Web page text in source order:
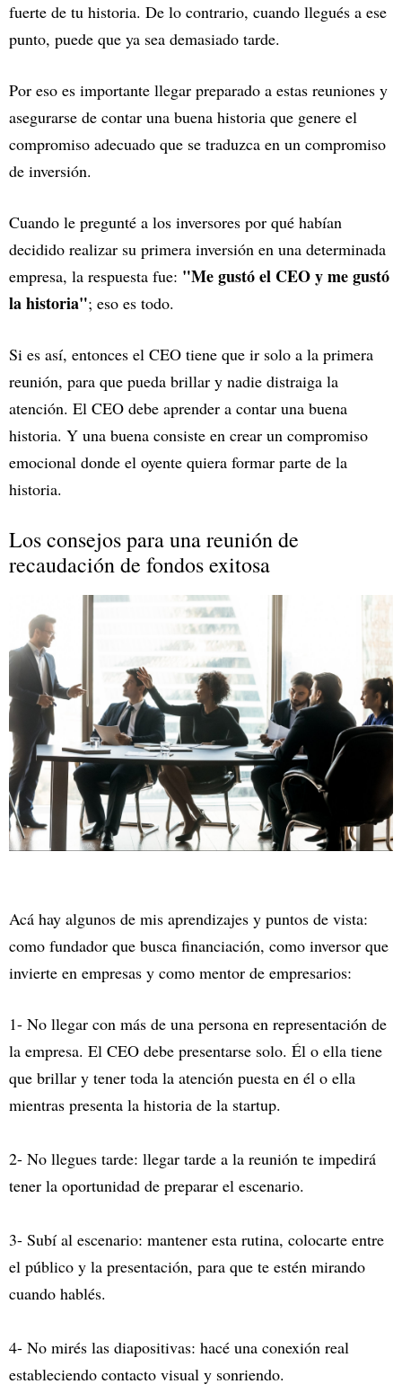
fuerte de tu historia. De lo contrario, cuando llegués a ese
punto, puede que ya sea demasiado tarde.
Por eso es importante llegar preparado a estas reuniones y
asegurarse de contar una buena historia que genere el
compromiso adecuado que se traduzca en un compromiso
de inversión.
Cuando le pregunté a los inversores por qué habían
decidido realizar su primera inversión en una determinada
empresa, la respuesta fue: "Me gustó el CEO y me gustó
la historia"; eso es todo.
Si es así, entonces el CEO tiene que ir solo a la primera
reunión, para que pueda brillar y nadie distraiga la
atención. El CEO debe aprender a contar una buena
historia. Y una buena consiste en crear un compromiso
emocional donde el oyente quiera formar parte de la
historia.
Los consejos para una reunión de
recaudación de fondos exitosa
Acá hay algunos de mis aprendizajes y puntos de vista:
como fundador que busca financiación, como inversor que
invierte en empresas y como mentor de empresarios:
1- No llegar con más de una persona en representación de
la empresa. El CEO debe presentarse solo. Él o ella tiene
que brillar y tener toda la atención puesta en él o ella
mientras presenta la historia de la startup.
2- No llegues tarde: llegar tarde a la reunión te impedirá
tener la oportunidad de preparar el escenario.
3- Subí al escenario: mantener esta rutina, colocarte entre
el público y la presentación, para que te estén mirando
cuando hablés.
4- No mirés las diapositivas: hacé una conexión real
estableciendo contacto visual y sonriendo.